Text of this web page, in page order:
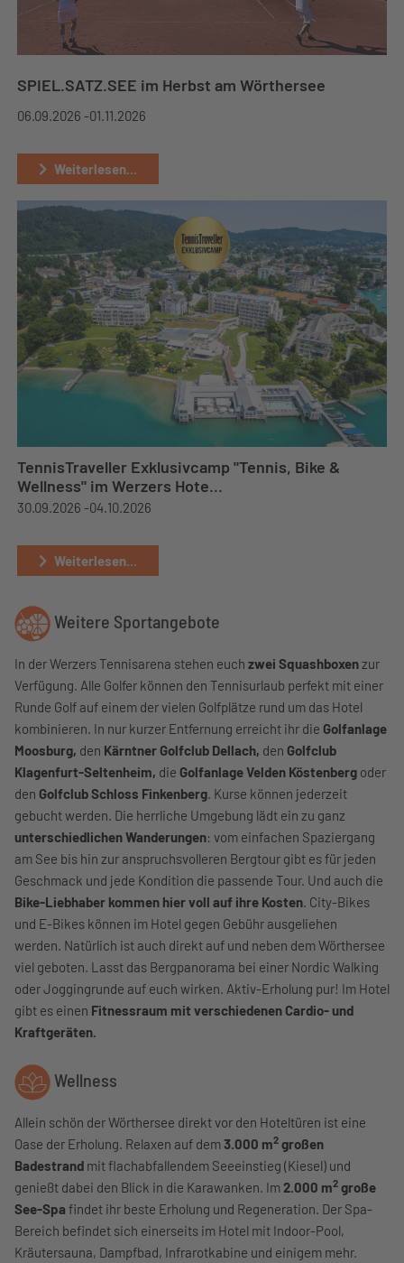
SPIEL.SATZ.SEE im Herbst am Wörthersee
06.09.2026 -01.11.2026
Weiterlesen...
TennisTraveller Exklusivcamp "Tennis, Bike &
Wellness" im Werzers Hote...
30.09.2026 -04.10.2026
Weiterlesen...
Weitere Sportangebote
In der Werzers Tennisarena stehen euch zwei Squashboxenzur
Verfügung. Alle Golfer können den Tennisurlaub perfekt mit einer
Runde Golf auf einem der vielen Golfplätze rund um das Hotel
kombinieren. In nur kurzer Entfernung erreicht ihr die Golfanlage
Moosburg, den Kärntner Golfclub Dellach, den Golfclub
Klagenfurt-Seltenheim, die Golfanlage Velden Köstenberg oder
den Golfclub Schloss Finkenberg. Kurse können jederzeit
gebucht werden. Die herrliche Umgebung lädt ein zu ganz
unterschiedlichen Wanderungen: vom einfachen Spaziergang
am See bis hin zur anspruchsvolleren Bergtour gibt es für jeden
Geschmack und jede Kondition die passende Tour. Und auch die
Bike-Liebhaber kommen hier voll auf ihre Kosten. City-Bikes
und E-Bikes können im Hotel gegen Gebühr ausgeliehen
werden. Natürlich ist auch direkt auf und neben dem Wörthersee
viel geboten. Lasst das Bergpanorama bei einer Nordic Walking
oder Joggingrunde auf euch wirken. Aktiv-Erholung pur! Im Hotel
gibt es einen Fitnessraum mit verschiedenen Cardio- und
Kraftgeräten.
Wellness
Allein schön der Wörthersee direkt vor den Hoteltüren ist eine
Oase der Erholung. Relaxen auf dem3.000 m2 großen
Badestrand mit flachabfallendem Seeeinstieg (Kiesel) und
genießt dabei den Blick in die Karawanken. Im2.000 m2 große
See-Spa findet ihr beste Erholung und Regeneration. Der Spa-
Bereich befindet sich einerseits im Hotel mit Indoor-Pool,
Kräutersauna, Dampfbad, Infrarotkabine und einigem mehr.